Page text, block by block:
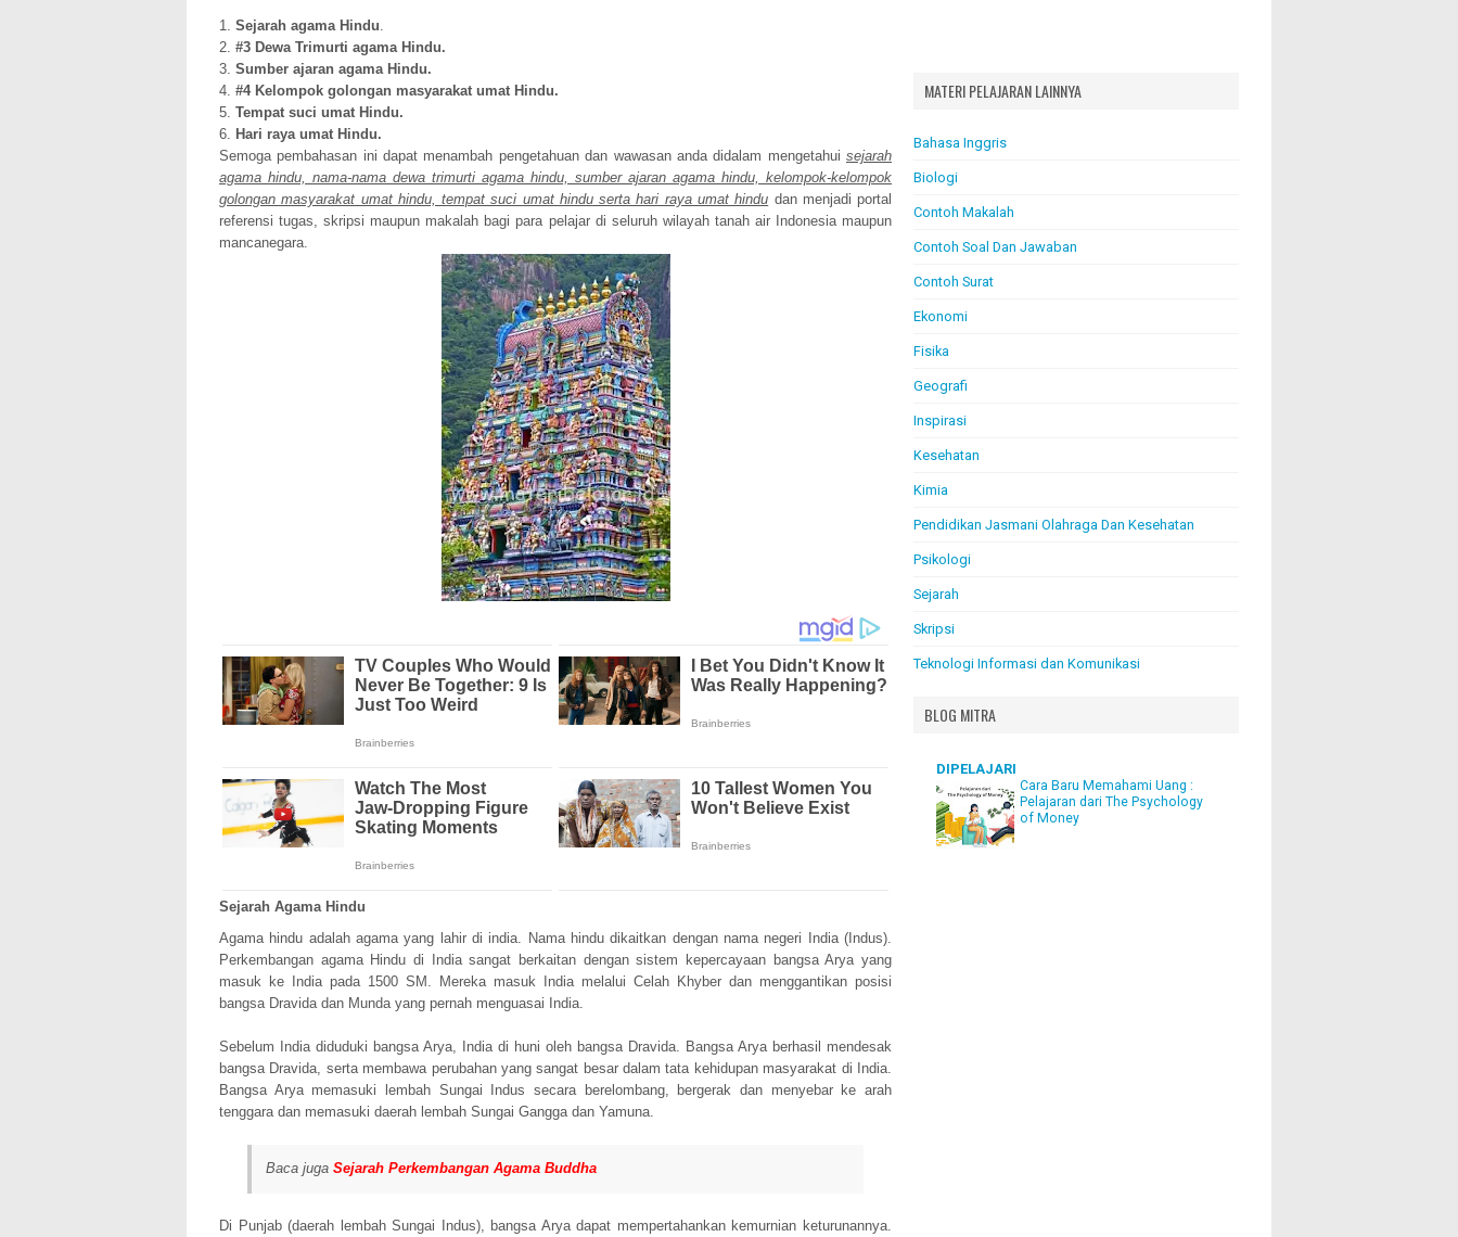
1. Sejarah agama Hindu.
2. #3 Dewa Trimurti agama Hindu.
3. Sumber ajaran agama Hindu.
4. #4 Kelompok golongan masyarakat umat Hindu.
5. Tempat suci umat Hindu.
6. Hari raya umat Hindu.
Semoga pembahasan ini dapat menambah pengetahuan dan wawasan anda didalam mengetahui sejarah
agama hindu, nama-nama dewa trimurti agama hindu, sumber ajaran agama hindu, kelompok-kelompok
golongan masyarakat umat hindu, tempat suci umat hinduserta hari raya umat hindu dan menjadi portal
referensi tugas, skripsi maupun makalah bagi para pelajar di seluruh wilayah tanah air Indonesia maupun
mancanegara.
Sejarah Agama Hindu
Agama hindu adalah agama yang lahir di india. Nama hindu dikaitkan dengan nama negeri India (Indus).
Perkembangan agama Hindu di India sangat berkaitan dengan sistem kepercayaan bangsa Arya yang
masuk ke India pada 1500 SM. Mereka masuk India melalui Celah Khyber dan menggantikan posisi
bangsa Dravida dan Munda yang pernah menguasai India.
Sebelum India diduduki bangsa Arya, India di huni oleh bangsa Dravida. Bangsa Arya berhasil mendesak
bangsa Dravida, serta membawa perubahan yang sangat besar dalam tata kehidupan masyarakat di India.
Bangsa Arya memasuki lembah Sungai Indus secara berelombang, bergerak dan menyebar ke arah
tenggara dan memasuki daerah lembah Sungai Gangga dan Yamuna.
Baca juga Sejarah Perkembangan Agama Buddha
Di Punjab (daerah lembah Sungai Indus), bangsa Arya dapat mempertahankan kemurnian keturunannya.
MATERI PELAJARAN LAINNYA
Bahasa Inggris
Biologi
Contoh Makalah
Contoh Soal Dan Jawaban
Contoh Surat
Ekonomi
Fisika
Geografi
Inspirasi
Kesehatan
Kimia
Pendidikan Jasmani Olahraga Dan Kesehatan
Psikologi
Sejarah
Skripsi
Teknologi Informasi dan Komunikasi
BLOG MITRA
DIPELAJARI
Cara Baru Memahami Uang :
Pelajaran dari The Psychology
of Money